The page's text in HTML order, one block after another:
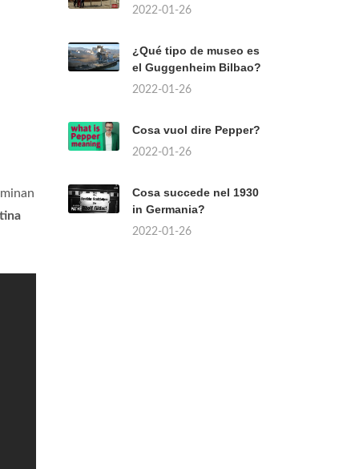
2022-01-26
¿Qué tipo de museo es
el Guggenheim Bilbao?
2022-01-26
Cosa vuol dire Pepper?
2022-01-26
Cosa succede nel 1930
in Germania?
2022-01-26